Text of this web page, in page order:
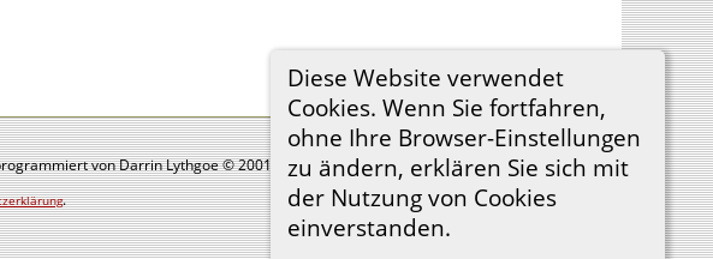
Diese Website verwendet
Cookies. Wenn Sie fortfahren,
ohne Ihre Browser-Einstellungen
zu ändern, erklären Sie sich mit
der Nutzung von Cookies
einverstanden.
von Darrin Lythgoe © 2001-2026.
.